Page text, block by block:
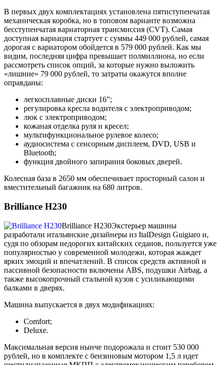
В первых двух комплектациях установлена пятиступенчатая
механическая коробка, но в топовом варианте возможна
бесступенчатая вариаторная трансмиссия (CVT). Самая
доступная вариация стартует с суммы 449 000 рублей, самая
дорогая с вариатором обойдется в 579 000 рублей. Как мы
видим, последняя цифра превышает полмиллиона, но если
рассмотреть список опций, за которые нужно выложить
«лишние» 79 000 рублей, то затраты окажутся вполне
оправданы:
легкосплавные диски 16”;
регулировка кресла водителя с электроприводом;
люк с электроприводом;
кожаная отделка руля и кресел;
мультифункциональное рулевое колесо;
аудиосистема с сенсорным дисплеем, DVD, USB и
Bluetooth;
функция двойного запирания боковых дверей.
Колесная база в 2650 мм обеспечивает просторный салон и
вместительный багажник на 680 литров.
Brilliance H230
Brilliance H230Экстерьер машины
разработали итальянские дизайнеры из ItalDesign Guigiaro и,
судя по обзорам недорогих китайских седанов, пользуется уже
популярностью у современной молодежи, которая жаждет
ярких эмоций и впечатлений. В список средств активной и
пассивной безопасности включены ABS, подушки Airbag, а
также высокопрочный стальной кузов с усиливающими
балками в дверях.
Машина выпускается в двух модификациях:
Comfort;
Deluxe.
Максимальная версия нынче подорожала и стоит 530 000
рублей, но в комплекте с бензиновым мотором 1,5 л идет